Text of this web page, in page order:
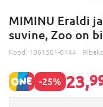
MIMINU Eraldi
suvine, Zoo on
Kood: 1061501-0144
-25% 23,